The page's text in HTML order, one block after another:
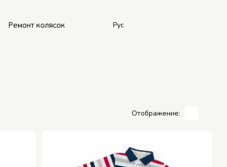
Ремонт колясок Рус
Отображение: